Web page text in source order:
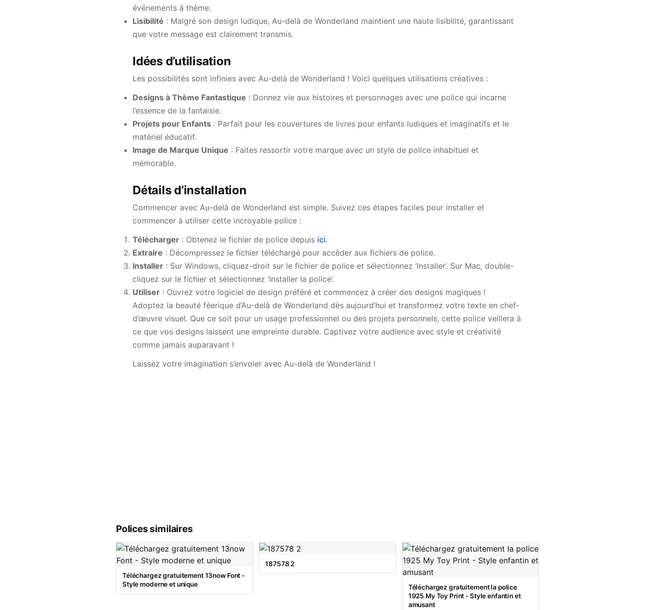
événements à thème.
Lisibilité : Malgré son design ludique, Au-delà de Wonderland maintient une haute lisibilité, garantissant
que votre message est clairement transmis.
Idées d’utilisation
Les possibilités sont infinies avec Au-delà de Wonderland ! Voici quelques utilisations créatives :
Designs à Thème Fantastique : Donnez vie aux histoires et personnages avec une police qui incarne
l’essence de la fantaisie.
Projets pour Enfants : Parfait pour les couvertures de livres pour enfants ludiques et imaginatifs et le
matériel éducatif.
Image de Marque Unique : Faites ressortir votre marque avec un style de police inhabituel et
mémorable.
Détails d’installation
Commencer avec Au-delà de Wonderland est simple. Suivez ces étapes faciles pour installer et
commencer à utiliser cette incroyable police :
Télécharger : Obtenez le fichier de police depuis ici.
Extraire : Décompressez le fichier téléchargé pour accéder aux fichiers de police.
Installer : Sur Windows, cliquez-droit sur le fichier de police et sélectionnez ‘Installer’. Sur Mac, double-
cliquez sur le fichier et sélectionnez ‘Installer la police’.
Utiliser : Ouvrez votre logiciel de design préféré et commencez à créer des designs magiques !
Adoptez la beauté féerique d’Au-delà de Wonderland dès aujourd’hui et transformez votre texte en chef-
d’œuvre visuel. Que ce soit pour un usage professionnel ou des projets personnels, cette police veillera à
ce que vos designs laissent une empreinte durable. Captivez votre audience avec style et créativité
comme jamais auparavant !
Laissez votre imagination s’envoler avec Au-delà de Wonderland !
Polices similaires
Téléchargez gratuitement 13now Font -
Style moderne et unique
187578 2
Téléchargez gratuitement la police
1925 My Toy Print - Style enfantin et
amusant